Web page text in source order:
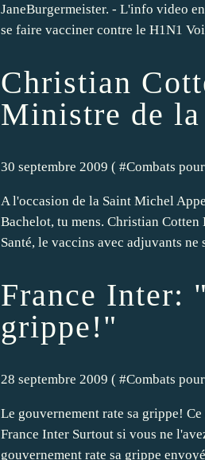
JaneBurgermeister. - L'info video
se faire vacciner contre le H1N1
Christian
Ministre de la
30 septembre 2009 ( #Combats
A l'occasion de la Saint Michel
Bachelot, tu mens. Christian
Santé, le vaccins avec adjuvants ne
France Inter:
grippe!"
28 septembre 2009 ( #Combats
Le gouvernement rate sa grippe!
France Inter Surtout si vous ne
gouvernement rate sa grippe